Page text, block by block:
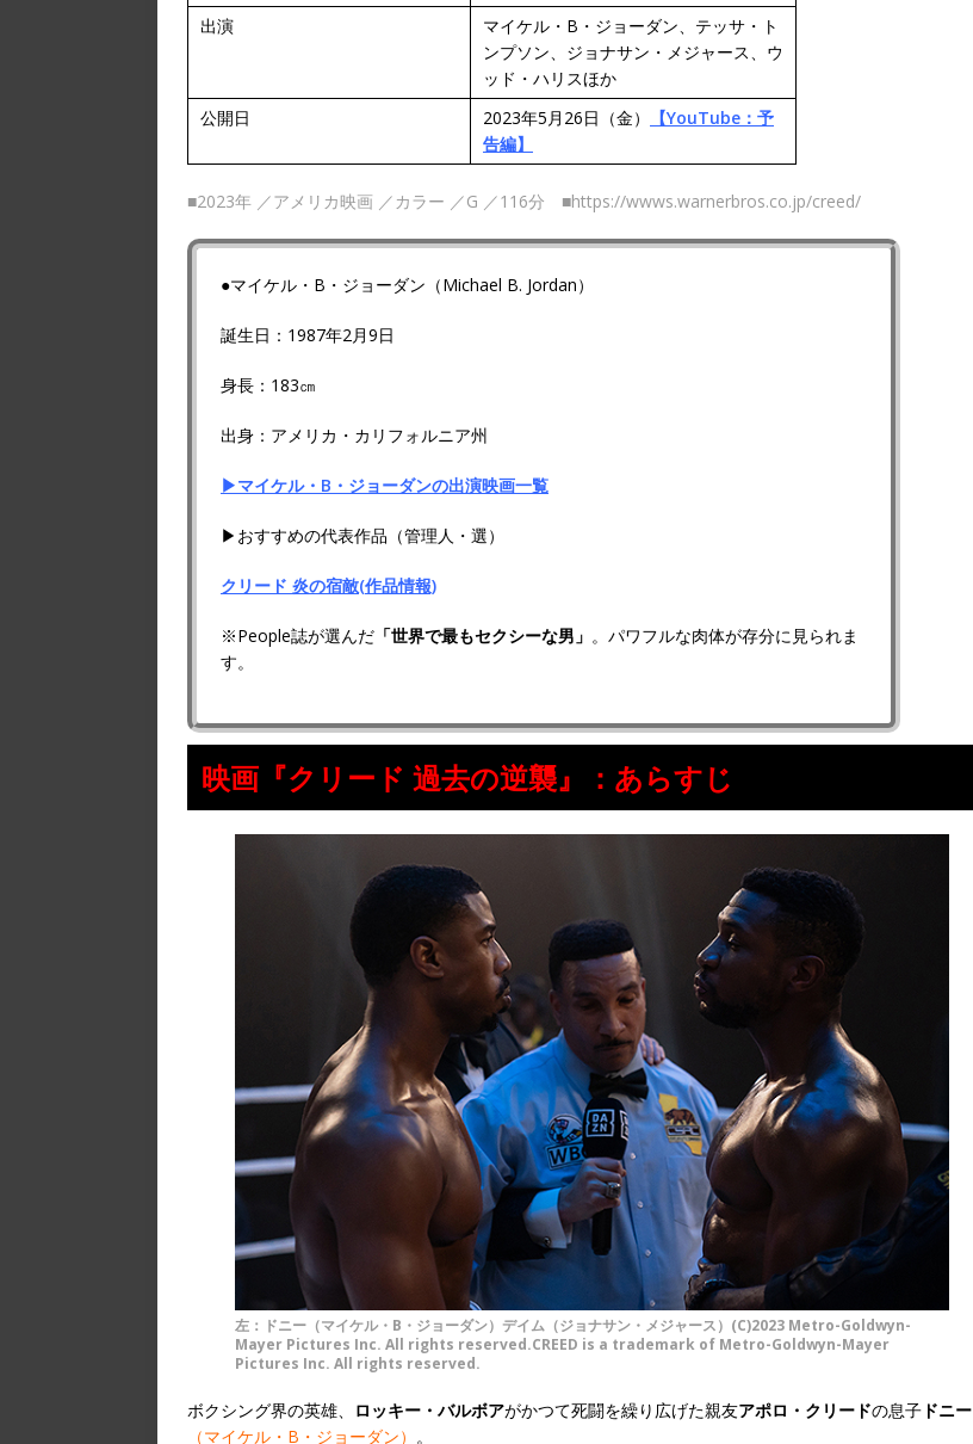
出演
マイケル・B・ジョーダン、テッサ・ト
ンプソン、ジョナサン・メジャース、ウ
ッド・ハリスほか
公開日
2023年5月26日（金）
【YouTube：予
告編】
■2023年 ／アメリカ映画 ／カラー ／G ／116分 ■https://wwws.warnerbros.co.jp/creed/
●マイケル・B・ジョーダン（Michael B. Jordan）
誕生日：1987年2月9日
身長：183㎝
出身：アメリカ・カリフォルニア州
▶マイケル・B・ジョーダンの出演映画一覧
▶おすすめの代表作品（管理人・選）
クリード 炎の宿敵(作品情報)
※People誌が選んだ 「世界で最もセクシーな男」 。パワフルな肉体が存分に見られま
す。
映画『クリード 過去の逆襲』：あらすじ
左：ドニー（マイケル・B・ジョーダン）デイム（ジョナサン・メジャース）(C)2023 Metro-Goldwyn-
Mayer Pictures Inc. All rights reserved.CREED is a trademark of Metro-Goldwyn-Mayer
Pictures Inc. All rights reserved.
ボクシング界の英雄、 ロッキー・バルボアがかつて死闘を繰り広げた親友アポロ・クリードの息子 ドニー
（マイケル・B・ジョーダン） 。